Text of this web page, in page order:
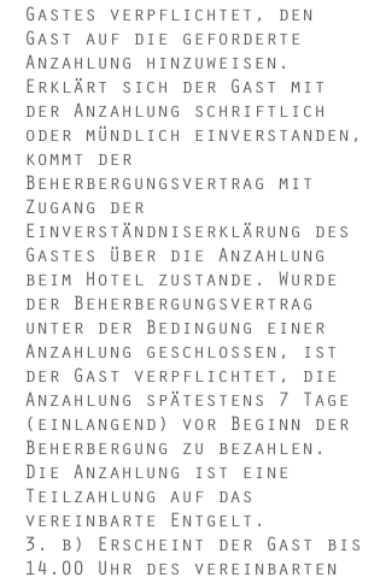
Gastes verpflichtet, den
Gast auf die geforderte
Anzahlung hinzuweisen.
Erklärt sich der Gast mit
der Anzahlung schriftlich
oder mündlich einverstanden,
kommt der
Beherbergungsvertrag mit
Zugang der
Einverständniserklärung des
Gastes über die Anzahlung
beim Hotel zustande. Wurde
der Beherbergungsvertrag
unter der Bedingung einer
Anzahlung geschlossen, ist
der Gast verpflichtet, die
Anzahlung spätestens 7 Tage
(einlangend) vor Beginn der
Beherbergung zu bezahlen.
Die Anzahlung ist eine
Teilzahlung auf das
vereinbarte Entgelt.
3. b) Erscheint der Gast bis
14.00 Uhr des vereinbarten